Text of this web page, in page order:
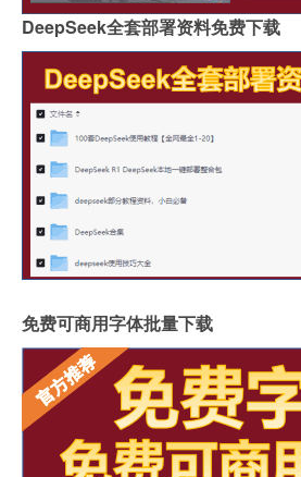
DeepSeek全套部署资料免费下载
免费可商用字体批量下载